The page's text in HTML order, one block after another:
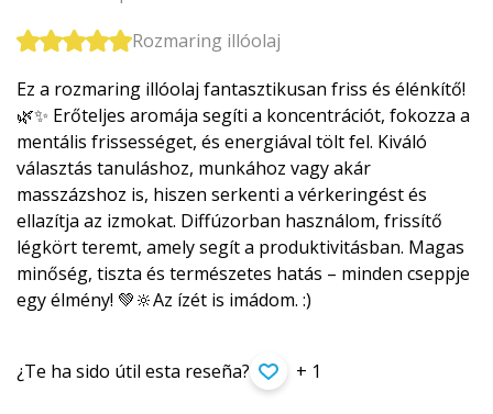
Rozmaring illóolaj
Ez a rozmaring illóolaj fantasztikusan friss és élénkítő!
🌿✨ Erőteljes aromája segíti a koncentrációt, fokozza a
mentális frissességet, és energiával tölt fel. Kiváló
választás tanuláshoz, munkához vagy akár
masszázshoz is, hiszen serkenti a vérkeringést és
ellazítja az izmokat. Diffúzorban használom, frissítő
légkört teremt, amely segít a produktivitásban. Magas
minőség, tiszta és természetes hatás – minden cseppje
egy élmény! 💚🔆Az ízét is imádom. :)
¿Te ha sido útil esta reseña? + 1